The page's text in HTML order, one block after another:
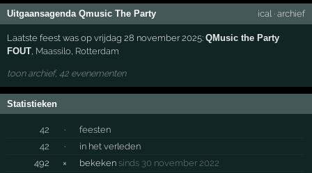
Uitgaansagenda Qmusic The Party ical· archief
Laatste feest was op vrijdag 28 november 2025:QMusic the Party
FOUT Maassilo Rotterdam
toon archief, 42 evenementen
Statistieken
42 ·
feesten
42
·
in het verleden
492
× bekeken sinds 30 november 2022